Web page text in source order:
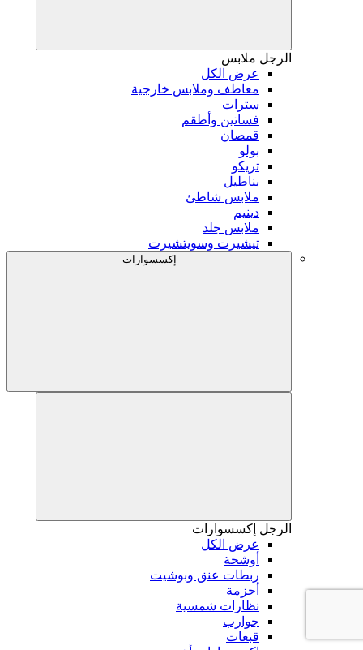
الرجل ملابس
عرض الكل
معاطف وملابس خارجية
سترات
فساتين وأطقم
قمصان
بولو
تريكو
بناطيل
ملابس شاطئ
دينيم
ملابس جلد
تيشيرت وسويتشيرت
إكسسوارات
الرجل إكسسوارات
عرض الكل
أوشحة
ربطات عنق وبوشيت
أحزمة
نظارات شمسية
جوارب
قبعات